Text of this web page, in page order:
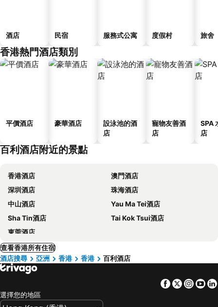
酒店 民宿 服務式公寓 度假村 旅舍
香港熱門酒店類別
平價酒店 豪華酒店
設泳池的酒
店
寵物友善酒
店
SPA
店
百利酒店附近的景點
香港酒店
澳門酒店
深圳酒店
珠海酒店
中山酒店
Yau Ma Tei酒店
Sha Tin酒店
Tai Kok Tsui酒店
東莞酒店
查看香港所有住宿
酒店搜尋
亞洲 香港 香港 百利酒店
Facebook
Twitter
選擇您的地區